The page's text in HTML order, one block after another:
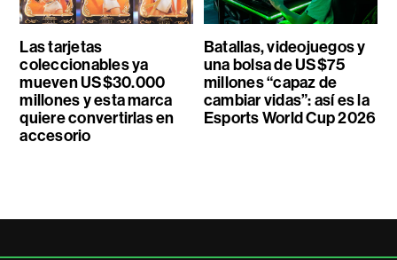
Las tarjetas
coleccionables ya
mueven US$30.000
millones y esta marca
quiere convertirlas en
accesorio
Batallas, videojuegos y
una bolsa de US$75
millones “capaz de
cambiar vidas”: así es la
Esports World Cup 2026